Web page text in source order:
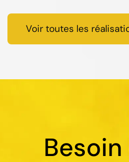
Voir toutes les
Besoin